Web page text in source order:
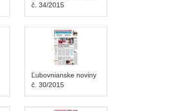
č. 34/2015
Ľubovnianske noviny
č. 30/2015